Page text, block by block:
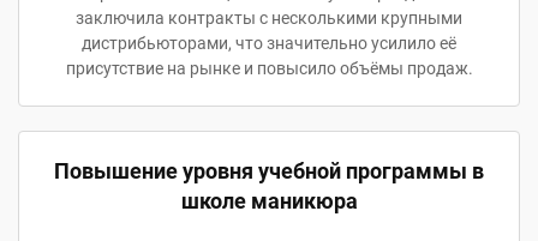
заключила контракты с несколькими крупными
дистрибьюторами, что значительно усилило её
присутствие на рынке и повысило объёмы продаж.
Повышение уровня учебной программы в
школе маникюра